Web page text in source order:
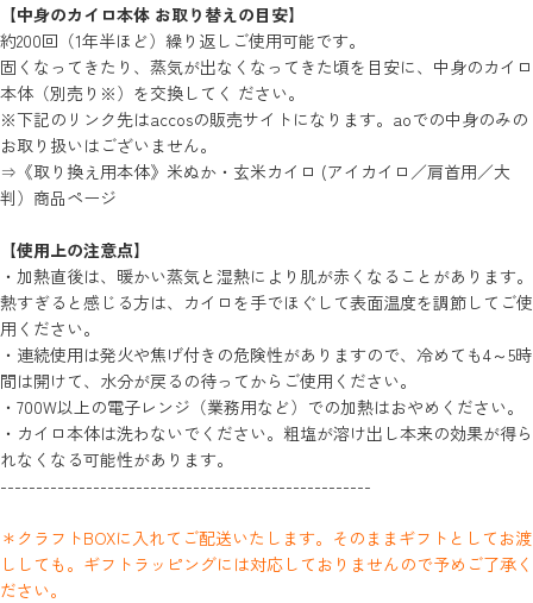
【中身のカイロ本体 お取り替えの目安】
約200回（1年半ほど）繰り返しご使用可能です。
固くなってきたり、蒸気が出なくなってきた頃を目安に、中身のカイロ
本体（別売り※）を交換してく ださい。
※下記のリンク先はaccosの販売サイトになります。aoでの中身のみの
お取り扱いはございません。
⇒ 《取り換え用本体》米ぬか・玄米カイロ (アイカイロ／肩首用／大
判）商品ページ
【使用上の注意点】
・加熱直後は、暖かい蒸気と湿熱により肌が赤くなることがあります。
熱すぎると感じる方は、カイロを手でほぐして表面温度を調節してご使
用ください。
・連続使用は発火や焦げ付きの危険性がありますので、冷めても4～5時
間は開けて、水分が戻るの待ってからご使用ください。
・700W以上の電子レンジ（業務用など）での加熱はおやめください。
・カイロ本体は洗わないでください。粗塩が溶け出し本来の効果が得ら
れなくなる可能性があります。
----------------------------------------------------
＊クラフトBOXに入れてご配送いたします。そのままギフトとしてお渡
ししても。ギフトラッピングには対応しておりませんので予めご了承く
ださい。